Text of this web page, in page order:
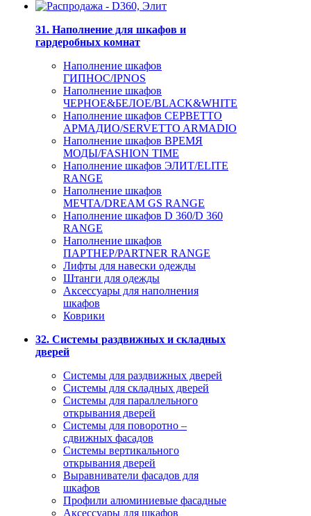
31. Наполнение для шкафов и
гардеробных комнат
Наполнение шкафов
ГИПНОС/IPNOS
Наполнение шкафов
ЧЕРНОЕ&БЕЛОЕ/BLACK&WHITE
Наполнение шкафов СЕРВЕТТО
АРМАДИО/SERVETTO ARMADIO
Наполнение шкафов ВРЕМЯ
МОДЫ/FASHION TIME
Наполнение шкафов ЭЛИТ/ELITE
RANGE
Наполнение шкафов
МЕЧТА/DREAM GS RANGE
Наполнение шкафов D 360/D 360
RANGE
Наполнение шкафов
ПАРТНЕР/PARTNER RANGE
Лифты для навески одежды
Штанги для одежды
Аксессуары для наполнения
шкафов
Коврики
32. Системы раздвижных и складных
дверей
Системы для раздвижных дверей
Системы для складных дверей
Системы для параллельного
открывания дверей
Системы для поворотно –
сдвижных фасадов
Системы вертикального
открывания дверей
Выравниватели фасадов для
шкафов
Профили алюминиевые фасадные
Аксессуары для шкафов